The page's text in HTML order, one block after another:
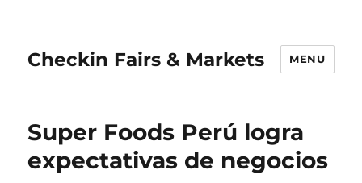
Checkin Fairs & Markets MENU
Super Foods Perú logra
expectativas de negocios